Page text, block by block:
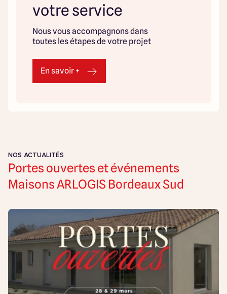
votre service
Nous vous accompagnons dans
toutes les étapes de votre projet
En savoir +
NOS ACTUALITÉS
Portes ouvertes et événements
Maisons ARLOGIS Bordeaux Sud